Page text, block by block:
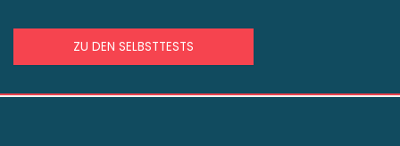
ZU DEN SELBSTTESTS